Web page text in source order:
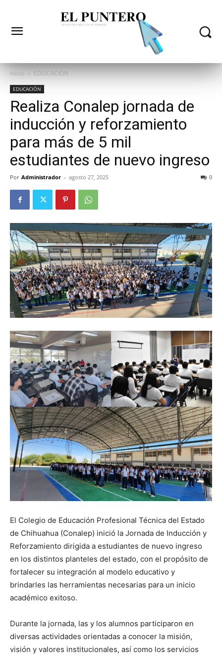
Inicio EDUCACIÓN
EDUCACIÓN
Realiza Conalep jornada de
inducción y reforzamiento
para más de 5 mil
estudiantes de nuevo ingreso
Por Administrador - agosto 27, 2025 0
El Colegio de Educación Profesional Técnica del Estado
de Chihuahua (Conalep) inició la Jornada de Inducción y
Reforzamiento dirigida a estudiantes de nuevo ingreso
en los distintos planteles del estado, con el propósito de
fortalecer su integración al modelo educativo y
brindarles las herramientas necesarias para un inicio
académico exitoso.
Durante la jornada, las y los alumnos participaron en
diversas actividades orientadas a conocer la misión,
visión y valores institucionales, así como los servicios